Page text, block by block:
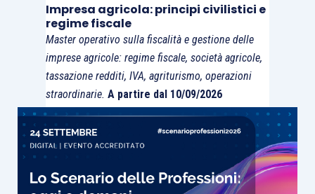
operazione e la loro registrazione spetta al
rappresentante di gruppo o ai singoli membri, la
circolare AdE 19/E/2018
(Cap. 4, § 2) ha
precisato che è rimessa agli interessati
sceltadi individuare il soggetto che deve farsi
carico dell’osservanza dei predetti obblighi,
secondo imodelli organizzativi ritenuti più
adeguati, accentrando gli adempimenti in capo al
rappresentante del gruppo, oppure
demandandone l’esecuzione a ciascun
Impresa agricola: principi civilistici e
regime fiscale
Master operativo sulla fiscalità e gestione delle
imprese agricole: regime fiscale, società agricole,
tassazione redditi, IVA, agriturismo, operazioni
straordinarie. A partire dal 10/09/2026